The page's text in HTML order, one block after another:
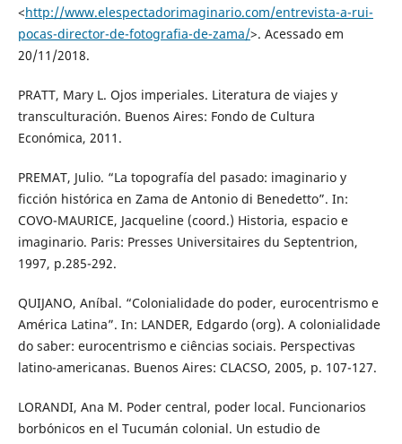
<http://www.elespectadorimaginario.com/entrevista-a-rui-
pocas-director-de-fotografia-de-zama/>. Acessado em
20/11/2018.
PRATT, Mary L. Ojos imperiales. Literatura de viajes y
transculturación. Buenos Aires: Fondo de Cultura
Económica, 2011.
PREMAT, Julio. “La topografía del pasado: imaginario y
ficción histórica en Zama de Antonio di Benedetto”. In:
COVO-MAURICE, Jacqueline (coord.) Historia, espacio e
imaginario. Paris: Presses Universitaires du Septentrion,
1997, p.285-292.
QUIJANO, Aníbal. “Colonialidade do poder, eurocentrismo e
América Latina”. In: LANDER, Edgardo (org). A colonialidade
do saber: eurocentrismo e ciências sociais. Perspectivas
latino-americanas. Buenos Aires: CLACSO, 2005, p. 107-127.
LORANDI, Ana M. Poder central, poder local. Funcionarios
borbónicos en el Tucumán colonial. Un estudio de